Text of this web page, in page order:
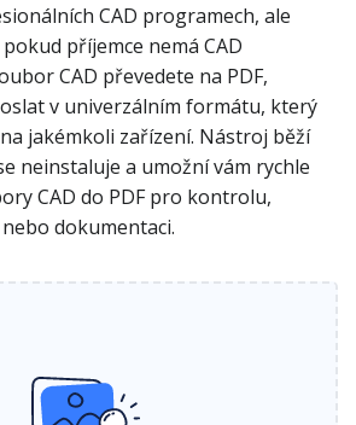
CAD programech, ale
příjemce nemá CAD
CAD převedete na PDF,
v univerzálním formátu, který
jakémkoli zařízení. Nástroj běží
neinstaluje a umožní vám rychle
CAD do PDF pro kontrolu,
dokumentaci.